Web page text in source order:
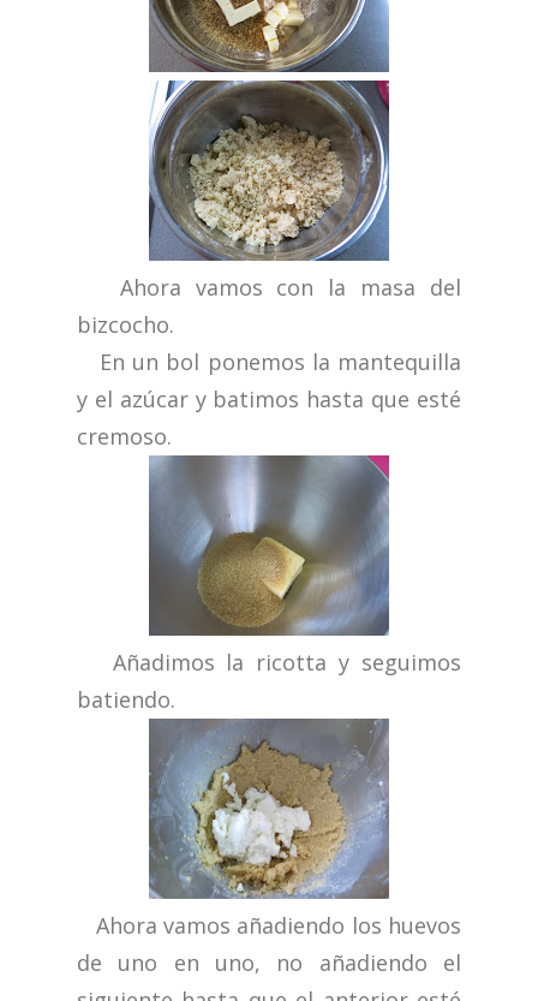
Ahora vamos con la masa del
bizcocho.
En un bol ponemos la mantequilla
y el azúcar y batimos hasta que esté
cremoso.
Añadimos la ricotta y seguimos
batiendo.
Ahora vamos añadiendo los huevos
de uno en uno, no añadiendo el